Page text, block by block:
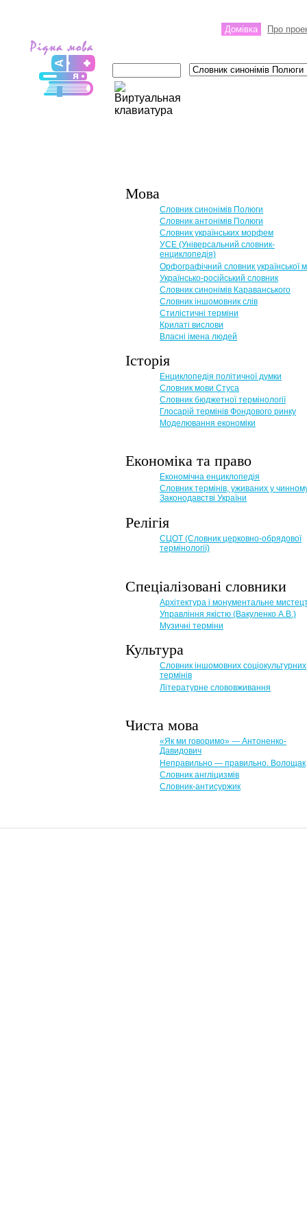
Домівка Про
Мова
Словник синонімів Полюги
Словник антонімів Полюги
Словник українських морфем
УСЕ (Універсальний словник-
енциклопедія)
Орфографічний словник української
Українсько-російський словник
Словник синонімів Караванського
Словник іншомовник слів
Стилістичні терміни
Крилаті вислови
Власні імена людей
Історія
Енциклопедія політичної думки
Словник мови Стуса
Словник бюджетної термінології
Глосарій термінів Фондового ринку
Моделювання економіки
Економіка та право
Eкономічна енциклопедія
Словник термінів, уживаних у
Законодавстві України
Релігія
СЦОТ (Словник церковно-обрядової
термінології)
Спеціалізовані словники
Архітектура і монументальне
Управління якістю (Вакуленко А.В.)
Музичні терміни
Культура
Словник іншомовних соціокультурних
термінів
Літературне слововживання
Чиста мова
«Як ми говоримо» — Антоненко-
Давидович
Неправильно — правильно. Волощак
Словник англіцизмів
Словник-антисуржик